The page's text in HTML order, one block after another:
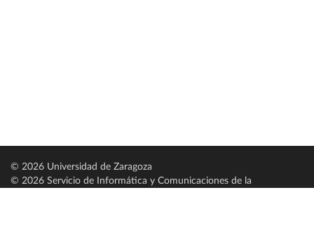
© 2026 Universidad de Zaragoza
© 2026 Servicio de Informática y Comunicaciones de la